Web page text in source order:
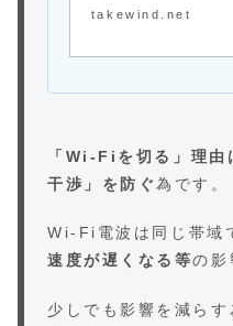
takewind.net
「Wi-Fiを切る」理由
干渉」を防ぐ為です。
Wi-Fi電波は同じ帯域
速度が遅くなる等の影
少しでも影響を減ら